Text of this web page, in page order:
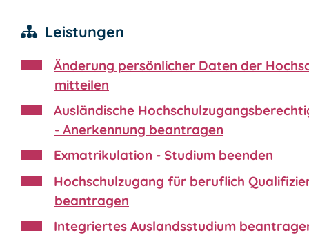
Leistungen
Änderung persönlicher Daten der
mitteilen
Ausländische
- Anerkennung beantragen
Exmatrikulation - Studium beenden
Hochschulzugang für beruflich
beantragen
Integriertes Auslandsstudium